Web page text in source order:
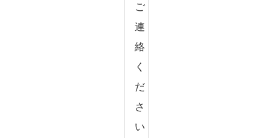
ご
連
絡
く
だ
さ
い